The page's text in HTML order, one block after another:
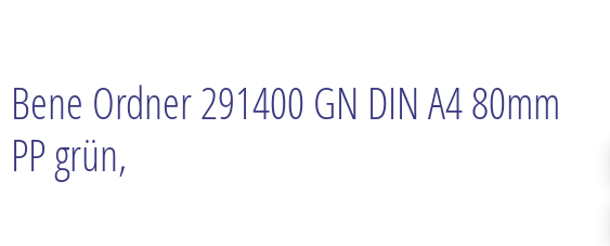
Bene Ordner 291400 GN DIN A4 80mm
PP grün,